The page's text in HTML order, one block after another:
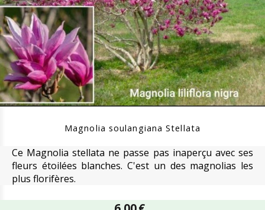
Magnolia soulangiana Stellata
Ce Magnolia stellata ne passe pas inaperçu avec ses
fleurs étoilées blanches. C'est un des magnolias les
plus florifères.